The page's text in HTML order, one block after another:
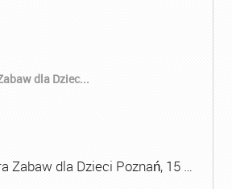
dla Dziec...
Zabaw dla Dzieci Poznań, 15 …